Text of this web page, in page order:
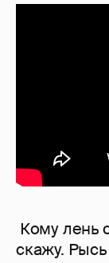
Кому лень
скажу.